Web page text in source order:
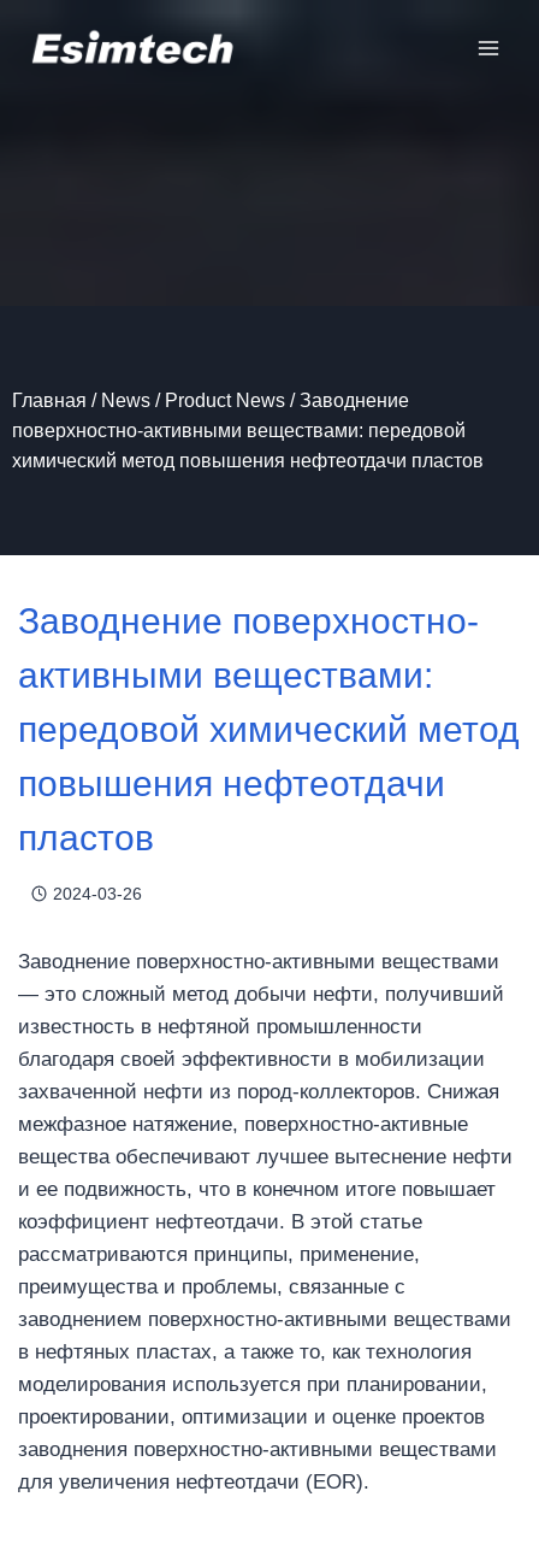
Главная / News / Product News / Заводнение
поверхностно-активными веществами: передовой
химический метод повышения нефтеотдачи пластов
Заводнение поверхностно-
активными веществами:
передовой химический метод
повышения нефтеотдачи
пластов
2024-03-26
Заводнение поверхностно-активными веществами
— это сложный метод добычи нефти, получивший
известность в нефтяной промышленности
благодаря своей эффективности в мобилизации
захваченной нефти из пород-коллекторов. Снижая
межфазное натяжение, поверхностно-активные
вещества обеспечивают лучшее вытеснение нефти
и ее подвижность, что в конечном итоге повышает
коэффициент нефтеотдачи. В этой статье
рассматриваются принципы, применение,
преимущества и проблемы, связанные с
заводнением поверхностно-активными веществами
в нефтяных пластах, а также то, как технология
моделирования используется при планировании,
проектировании, оптимизации и оценке проектов
заводнения поверхностно-активными веществами
для увеличения нефтеотдачи (EOR).